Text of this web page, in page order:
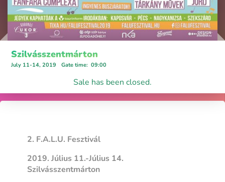
Szilvásszentmárton
July 11-14, 2019 Gate time: 09:00
Sale has been closed.
2. F.A.L.U. Fesztivál
2019. Július 11.-Július 14.
Szilvásszentmárton